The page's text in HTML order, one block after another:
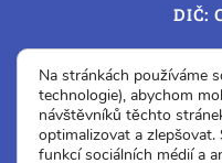
DIČ:
Cookies
Na stránkách používáme
technologie), abychom
návštěvníků těchto
optimalizovat a
funkcí sociálních médií a